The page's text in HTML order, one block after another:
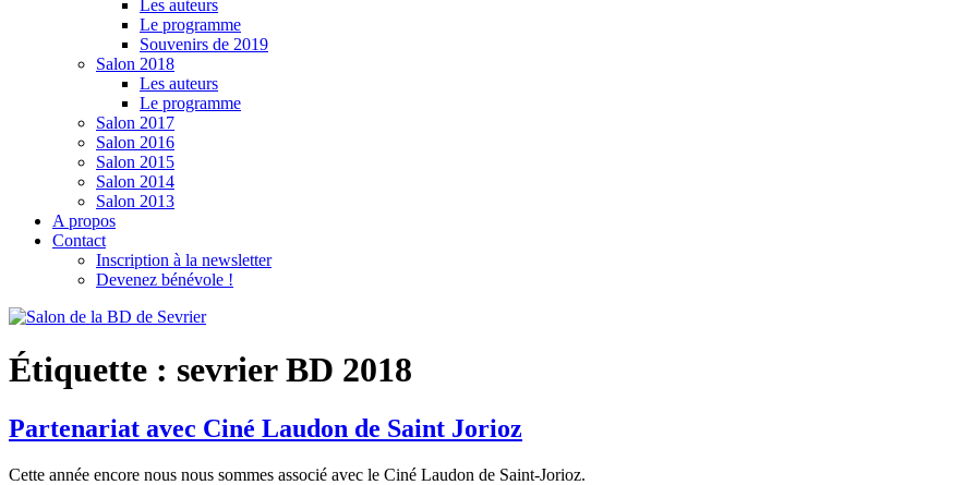
Les auteurs
Le programme
Souvenirs de 2019
Salon 2018
Les auteurs
Le programme
Salon 2017
Salon 2016
Salon 2015
Salon 2014
Salon 2013
A propos
Contact
Inscription à la newsletter
Devenez bénévole !
Étiquette : sevrier BD 2018
Partenariat avec Ciné Laudon de Saint Jorioz
Cette année encore nous nous sommes associé avec le Ciné Laudon de Saint-Jorioz.